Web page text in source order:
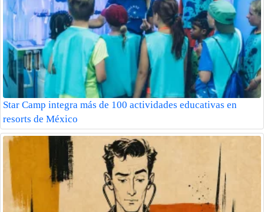
Star Camp integra más de 100 actividades educativas en
resorts de México